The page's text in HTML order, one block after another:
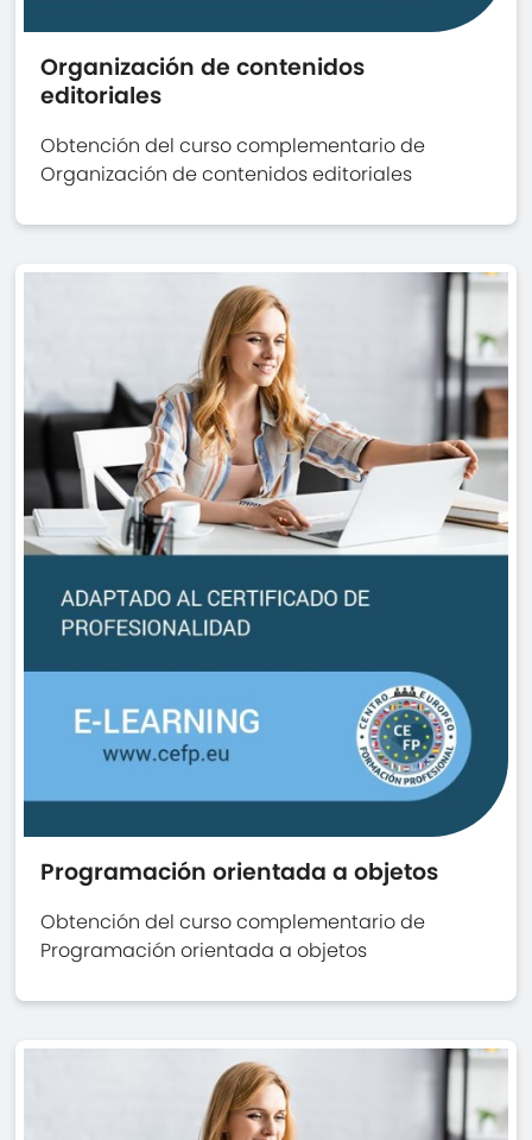
Organización de contenidos
editoriales
Obtención del curso complementario de
Organización de contenidos editoriales
Programación orientada a objetos
Obtención del curso complementario de
Programación orientada a objetos